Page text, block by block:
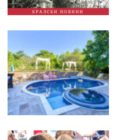
КРАЛСКИ НОВИНИ